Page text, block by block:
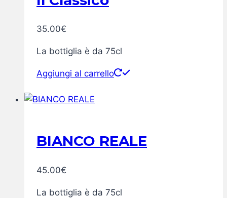
35.00€
La bottiglia è da 75cl
Aggiungi al carrello
BIANCO REALE
45.00€
La bottiglia è da 75cl